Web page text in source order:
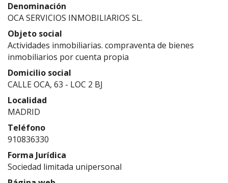
Denominación
OCA SERVICIOS INMOBILIARIOS SL.
Objeto social
Actividades inmobiliarias. compraventa de bienes
inmobiliarios por cuenta propia
Domicilio social
CALLE OCA, 63 - LOC 2 BJ
Localidad
MADRID
Teléfono
910836330
Forma Jurídica
Sociedad limitada unipersonal